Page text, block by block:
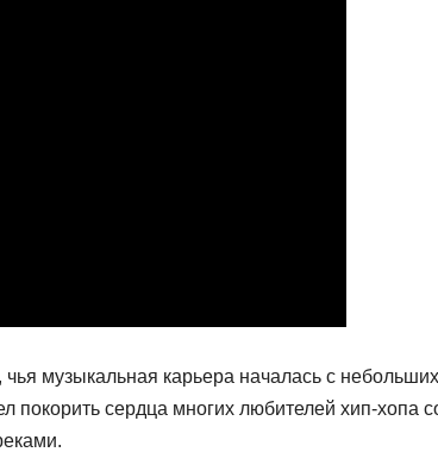
музыкальная карьера началась с небольших
покорить сердца многих любителей хип-хопа